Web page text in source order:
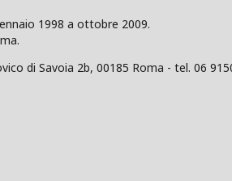
1998 a ottobre 2009.
di Savoia 2b, 00185 Roma - tel. 06